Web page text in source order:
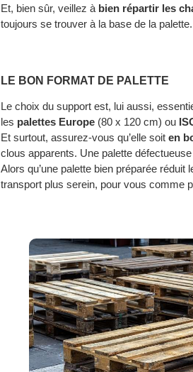
Et, bien sûr, veillez à bien répartir les
toujours se trouver à la base de la palette.
LE BON FORMAT DE PALETTE
Le choix du support est, lui aussi,
les palettes Europe (80 x 120 cm) ou
Et surtout, assurez-vous qu’elle soit en
clous apparents. Une palette
Alors qu’une palette bien préparée réduit
transport plus serein, pour vous comme